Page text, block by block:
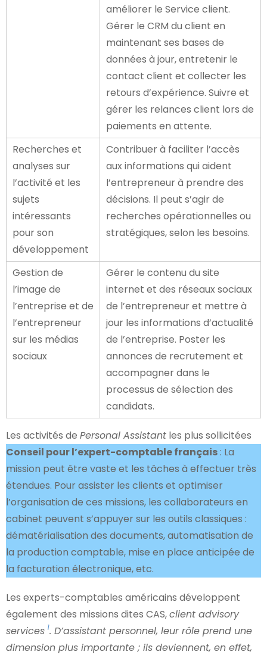
améliorer le Service client.
Gérer le CRM du client en
maintenant ses bases de
données à jour, entretenir le
contact client et collecter les
retours d’expérience. Suivre et
gérer les relances client lors de
paiements en attente.
Recherches et
analyses sur
l’activité et les
sujets
intéressants
pour son
développement
Contribuer à faciliter l’accès
aux informations qui aident
l’entrepreneur à prendre des
décisions. Il peut s’agir de
recherches opérationnelles ou
stratégiques, selon les besoins.
Gestion de
l’image de
l’entreprise et de
l’entrepreneur
sur les médias
sociaux
Gérer le contenu du site
internet et des réseaux sociaux
de l’entrepreneur et mettre à
jour les informations d’actualité
de l’entreprise. Poster les
annonces de recrutement et
accompagner dans le
processus de sélection des
candidats.
Les activités de Personal Assistant les plus sollicitées
Conseil pour l’expert-comptable français: La
mission peut être vaste et les tâches à effectuer très
étendues. Pour assister les clients et optimiser
l’organisation de ces missions, les collaborateurs en
cabinet peuvent s’appuyer sur les outils classiques :
dématérialisation des documents, automatisation de
la production comptable, mise en place anticipée de
la facturation électronique, etc.
Les experts-comptables américains développent
également des missions dites CAS,client advisory
services 1. D’assistant personnel, leur rôle prend une
dimension plus importante ; ils deviennent, en effet,